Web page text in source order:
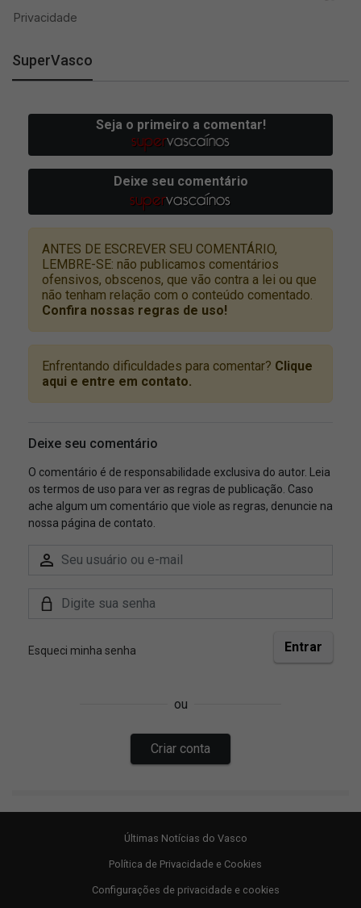
SuperVasco
Últimas Notícias do Vasco
Política de Privacidade e Cookies
Configurações de privacidade e cookies